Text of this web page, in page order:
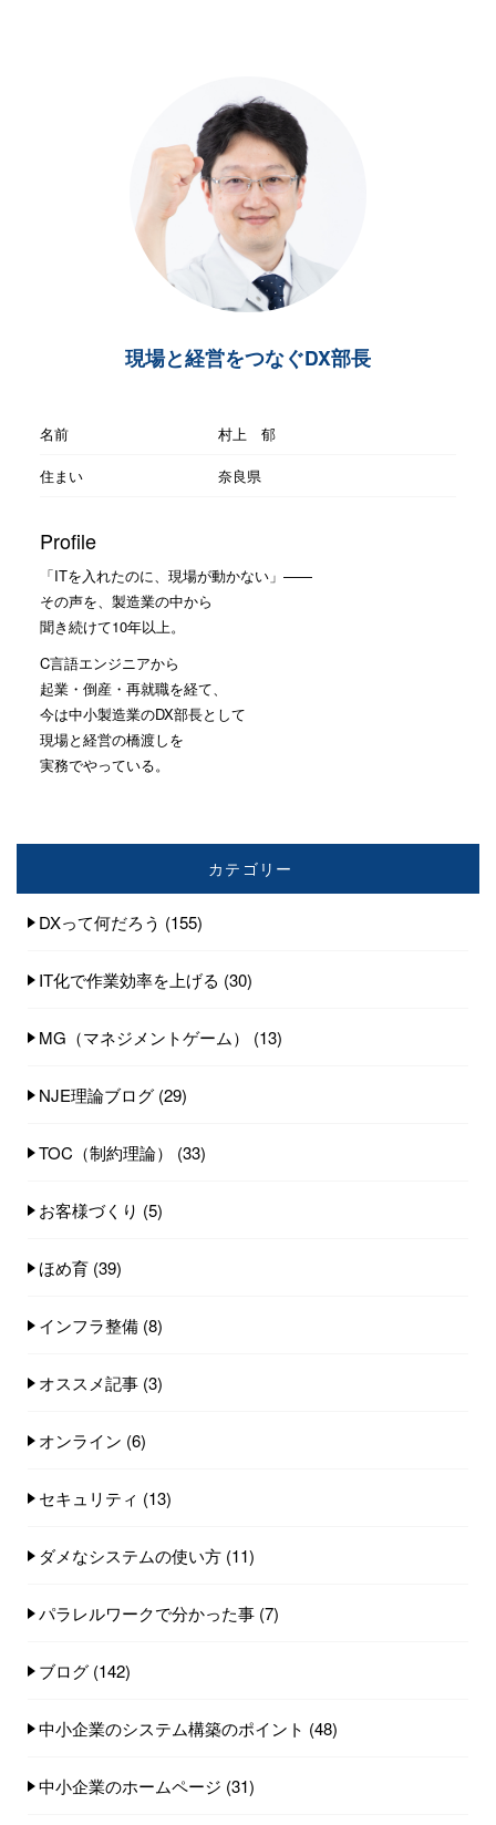
現場と経営をつなぐDX部長
名前
村上 郁
住まい
奈良県
Profile
「ITを入れたのに、現場が動かない」——
その声を、製造業の中から
聞き続けて10年以上。
C言語エンジニアから
起業・倒産・再就職を経て、
今は中小製造業のDX部長として
現場と経営の橋渡しを
実務でやっている。
カテゴリー
DXって何だろう (155)
IT化で作業効率を上げる (30)
MG（マネジメントゲーム） (13)
NJE理論ブログ (29)
TOC（制約理論） (33)
お客様づくり (5)
ほめ育 (39)
インフラ整備 (8)
オススメ記事 (3)
オンライン (6)
セキュリティ (13)
ダメなシステムの使い方 (11)
パラレルワークで分かった事 (7)
ブログ (142)
中小企業のシステム構築のポイント (48)
中小企業のホームページ (31)